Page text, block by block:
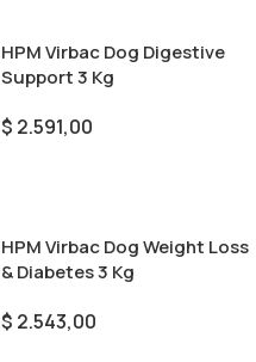
HPM Virbac Dog Digestive
Support 3 Kg
$ 2.591,00
HPM Virbac Dog Weight Loss
& Diabetes 3 Kg
$ 2.543,00